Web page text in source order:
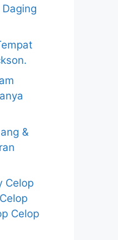
&
Celop
Celop